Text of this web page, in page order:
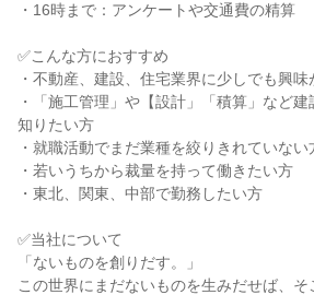
・16時まで：アンケートや交通費の精算
✅こんな方におすすめ
・不動産、建設、住宅業界に少しでも興味
・「施工管理」や【設計」「積算」など
知りたい方
・就職活動でまだ業種を絞りきれていない
・若いうちから裁量を持って働きたい方
・東北、関東、中部で勤務したい方
✅当社について
「ないものを創りだす。」
この世界にまだないものを生みだせば、